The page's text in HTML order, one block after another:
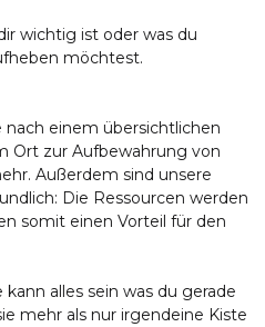
wichtig ist oder was du
möchtest.
nach einem übersichtlichen
Ort zur Aufbewahrung von
Außerdem sind unsere
Die Ressourcen werden
somit einen Vorteil für den
alles sein was du gerade
mehr als nur irgendeine Kiste